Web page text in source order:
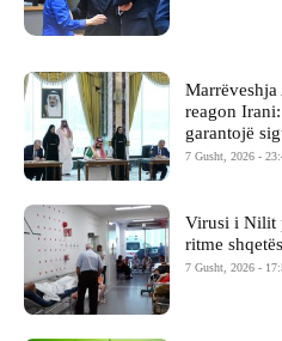
reagon
garantojë
7 Gusht, 2026 -
Virusi i Nilit
ritme
7 Gusht, 2026 -